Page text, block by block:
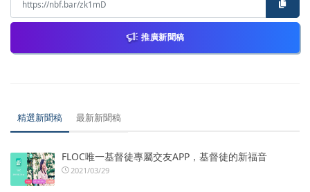
推廣新聞稿
精選新聞稿 最新新聞稿
FLOC唯一基督徒專屬交友APP，基督徒的新福音
2021/03/29